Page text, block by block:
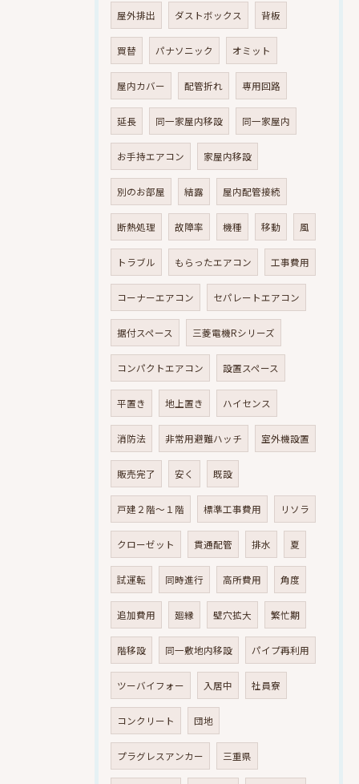
屋外排出 ダストボックス 背板
買替 パナソニック オミット
屋内カバー 配管折れ 専用回路
延長 同一家屋内移設 同一家屋内
お手持エアコン 家屋内移設
別のお部屋 結露 屋内配管接続
断熱処理 故障率 機種 移動 風
トラブル もらったエアコン 工事費用
コーナーエアコン セパレートエアコン
据付スペース 三菱電機Rシリーズ
コンパクトエアコン 設置スペース
平置き 地上置き ハイセンス
消防法 非常用避難ハッチ 室外機設置
販売完了 安く 既設
戸建２階～１階 標準工事費用 リソラ
クローゼット 貫通配管 排水 夏
試運転 同時進行 高所費用 角度
追加費用 廻縁 壁穴拡大 繁忙期
階移設 同一敷地内移設 パイプ再利用
ツーバイフォー 入居中 社員寮
コンクリート 団地
プラグレスアンカー 三重県